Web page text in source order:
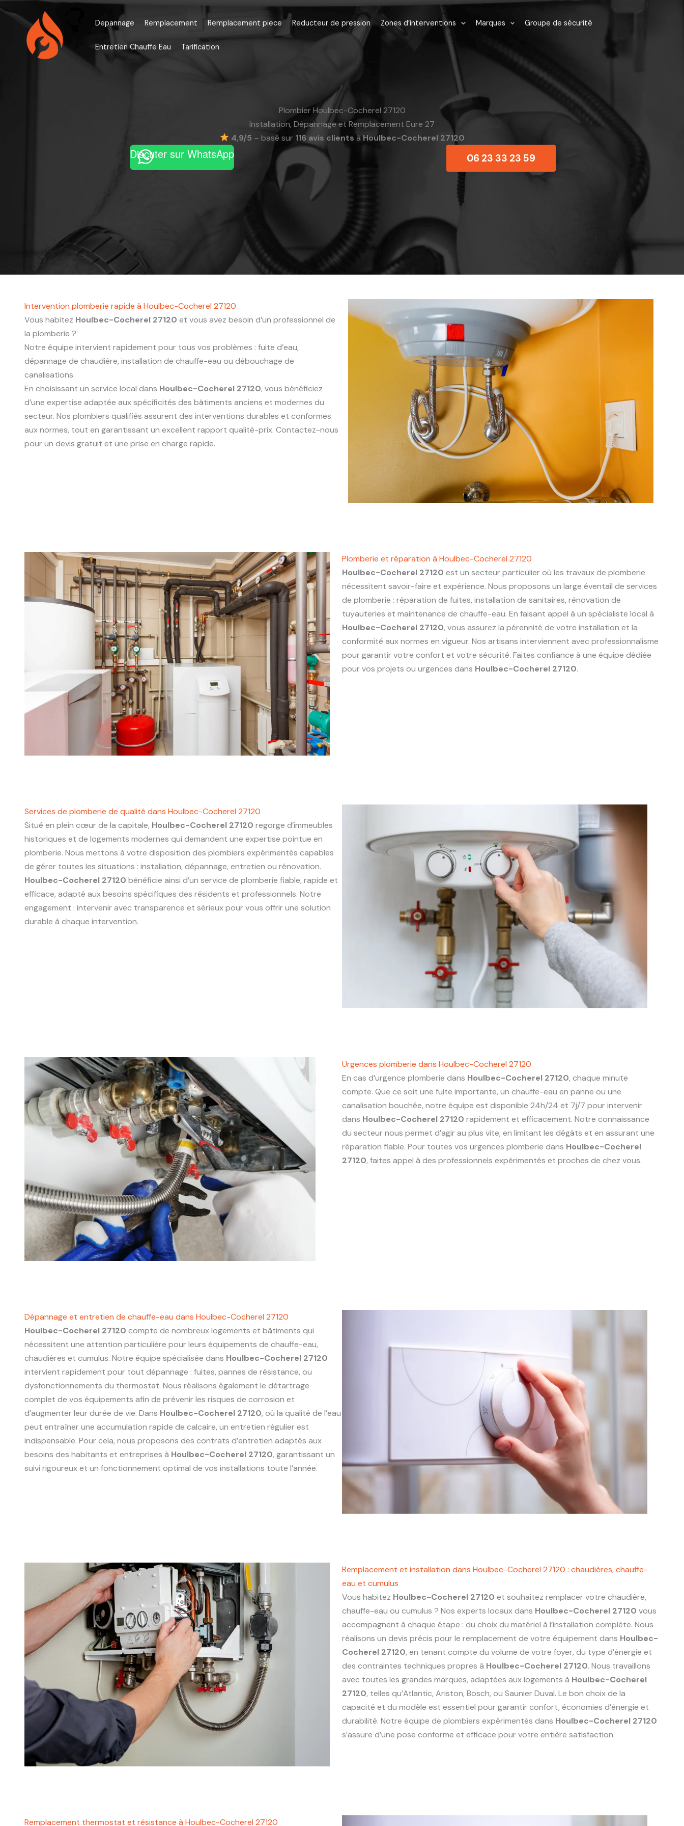
Aller
contenu
Depannage Remplacement Remplacement piece Reducteur de pression Zones d’interventions Marques Groupe de sécurité
Entretien Chauffe Eau Tarification
Plombier Houlbec-Cocherel 27120
Installation, Dépannage et Remplacement Eure 27
4,9/5 – basé sur 116 avis clients àHoulbec-Cocherel 27120
Discuter sur WhatsApp 06 23 33 23 59
Intervention plomberie rapide à Houlbec-Cocherel 27120
Vous habitez Houlbec-Cocherel 27120 et vous avez besoin d’un professionnel de
la plomberie ?
Notre équipe intervient rapidement pour tous vos problèmes : fuite d’eau,
dépannage de chaudière, installation de chauffe-eau ou débouchage de
canalisations.
En choisissant un service local dans Houlbec-Cocherel 27120, vous bénéficiez
d’une expertise adaptée aux spécificités des bâtiments anciens et modernes du
secteur. Nos plombiers qualifiés assurent des interventions durables et conformes
aux normes, tout en garantissant un excellent rapport qualité-prix. Contactez-nous
pour un devis gratuit et une prise en charge rapide.
Plomberie et réparation à Houlbec-Cocherel 27120
Houlbec-Cocherel 27120 est un secteur particulier où les travaux de plomberie
nécessitent savoir-faire et expérience. Nous proposons un large éventail de services
de plomberie : réparation de fuites, installation de sanitaires, rénovation de
tuyauteries et maintenance de chauffe-eau. En faisant appel à un spécialiste local à
Houlbec-Cocherel 27120, vous assurez la pérennité de votre installation et la
conformité aux normes en vigueur. Nos artisans interviennent avec professionnalisme
pour garantir votre confort et votre sécurité. Faites confiance à une équipe dédiée
pour vos projets ou urgences dans Houlbec-Cocherel 27120.
Services de plomberie de qualité dans Houlbec-Cocherel 27120
Situé en plein cœur de la capitale, Houlbec-Cocherel 27120 regorge d’immeubles
historiques et de logements modernes qui demandent une expertise pointue en
plomberie. Nous mettons à votre disposition des plombiers expérimentés capables
de gérer toutes les situations : installation, dépannage, entretien ou rénovation.
Houlbec-Cocherel 27120 bénéficie ainsi d’un service de plomberie fiable, rapide et
efficace, adapté aux besoins spécifiques des résidents et professionnels. Notre
engagement : intervenir avec transparence et sérieux pour vous offrir une solution
durable à chaque intervention.
Urgences plomberie dans Houlbec-Cocherel 27120
En cas d’urgence plomberie dans Houlbec-Cocherel 27120, chaque minute
compte. Que ce soit une fuite importante, un chauffe-eau en panne ou une
canalisation bouchée, notre équipe est disponible 24h/24 et 7j/7 pour intervenir
dans Houlbec-Cocherel 27120 rapidement et efficacement. Notre connaissance
du secteur nous permet d’agir au plus vite, en limitant les dégâts et en assurant une
réparation fiable. Pour toutes vos urgences plomberie dans Houlbec-Cocherel
27120, faites appel à des professionnels expérimentés et proches de chez vous.
Dépannage et entretien de chauffe-eau dans Houlbec-Cocherel 27120
Houlbec-Cocherel 27120 compte de nombreux logements et bâtiments qui
nécessitent une attention particulière pour leurs équipements de chauffe-eau,
chaudières et cumulus. Notre équipe spécialisée dans Houlbec-Cocherel 27120
intervient rapidement pour tout dépannage : fuites, pannes de résistance, ou
dysfonctionnements du thermostat. Nous réalisons également le détartrage
complet de vos équipements afin de prévenir les risques de corrosion et
d’augmenter leur durée de vie. Dans Houlbec-Cocherel 27120, où la qualité de l’eau
peut entraîner une accumulation rapide de calcaire, un entretien régulier est
indispensable. Pour cela, nous proposons des contrats d’entretien adaptés aux
besoins des habitants et entreprises à Houlbec-Cocherel 27120, garantissant un
suivi rigoureux et un fonctionnement optimal de vos installations toute l’année.
Remplacement et installation dans Houlbec-Cocherel 27120 : chaudières, chauffe-
eau et cumulus
Vous habitez Houlbec-Cocherel 27120 et souhaitez remplacer votre chaudière,
chauffe-eau ou cumulus ? Nos experts locaux dans Houlbec-Cocherel 27120 vous
accompagnent à chaque étape : du choix du matériel à l’installation complète. Nous
réalisons un devis précis pour le remplacement de votre équipement dans Houlbec-
Cocherel 27120, en tenant compte du volume de votre foyer, du type d’énergie et
des contraintes techniques propres à Houlbec-Cocherel 27120. Nous travaillons
avec toutes les grandes marques, adaptées aux logements à Houlbec-Cocherel
27120, telles qu’Atlantic, Ariston, Bosch, ou Saunier Duval. Le bon choix de la
capacité et du modèle est essentiel pour garantir confort, économies d’énergie et
durabilité. Notre équipe de plombiers expérimentés dans Houlbec-Cocherel 27120
s’assure d’une pose conforme et efficace pour votre entière satisfaction.
Remplacement thermostat et résistance à Houlbec-Cocherel 27120